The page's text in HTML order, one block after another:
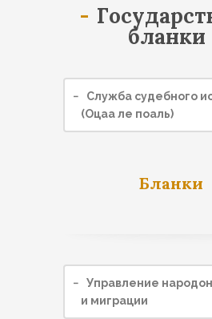
бланки
−
Служба судебного
(Oцаа ле поаль)
Бланки
−
Управление
и миграции